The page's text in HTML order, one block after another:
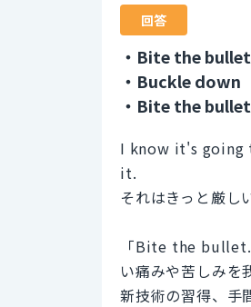
回答
・Bite the
・Buckle down
・Bite the bullet
I know it's
it.
それはきっと厳し
「Bite the bullet.
い痛みや苦しみを
新技術の習得、手